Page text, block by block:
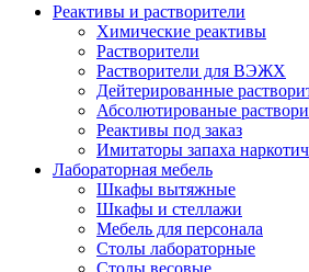
Реактивы и растворители
Химические реактивы
Растворители
Растворители для ВЭЖХ
Дейтерированные
Абсолютированые
Реактивы под заказ
Имитаторы запаха
Лабораторная мебель
Шкафы вытяжные
Шкафы и стеллажи
Мебель для персонала
Столы лабораторные
Столы весовые